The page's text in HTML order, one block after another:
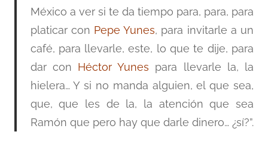
México a ver si te da tiempo para, para, para
platicar con Pepe Yunes, para invitarle a un
café, para llevarle, este, lo que te dije, para
dar con Héctor Yunes para llevarle la, la
hielera… Y si no manda alguien, el que sea,
que, que les de la, la atención que sea
Ramón que pero hay que darle dinero… ¿sí?”.